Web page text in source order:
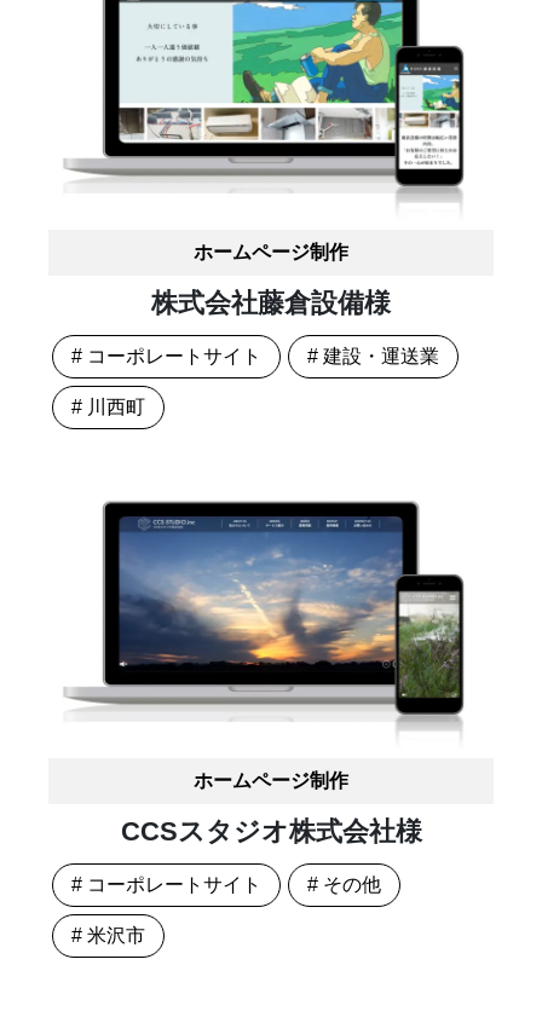
ホームページ制作
株式会社藤倉設備様
# コーポレートサイト # 建設・運送業
# 川西町
ホームページ制作
CCSスタジオ株式会社様
# コーポレートサイト # その他
# 米沢市